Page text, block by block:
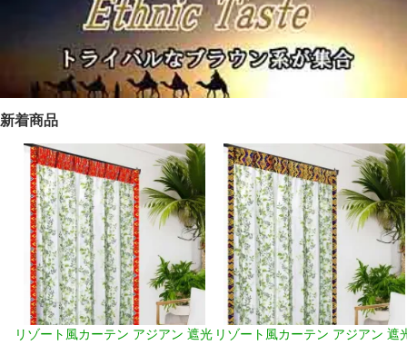
新着商品
リゾート風カーテン アジアン 遮光 リゾート風カーテン アジアン 遮